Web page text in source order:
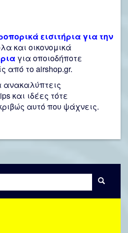
εισιτήρια για την
και οικονομικά
για οποιοδήποτε
από το airshop.gr.
ανακαλύπτεις
και ιδέες τότε
αυτό που ψάχνεις.